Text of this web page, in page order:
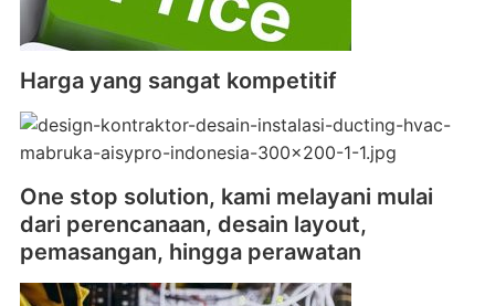
Harga yang sangat kompetitif
One stop solution, kami melayani mulai
dari perencanaan, desain layout,
pemasangan, hingga perawatan